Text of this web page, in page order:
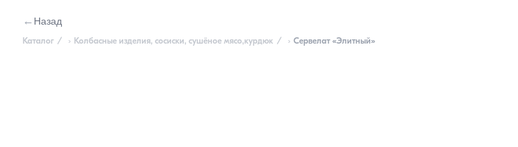
← Назад
Каталог Колбасные изделия, сосиски, сушёное мясо,курдюк Сервелат «Элитный»